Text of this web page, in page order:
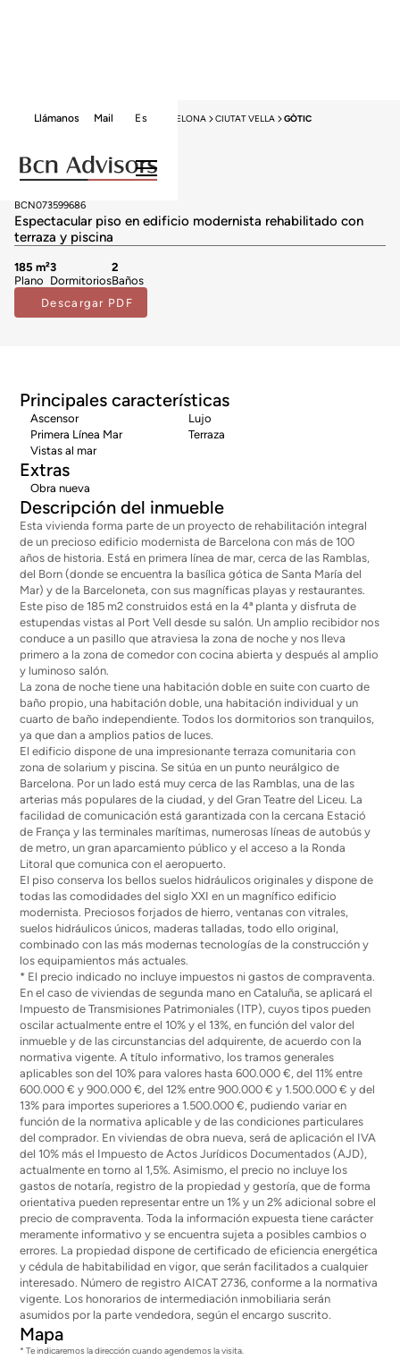
Mail
Llámanos Es
HOME VENTA OBRA NUEVA BARCELONA CIUTAT VELLA GÒTIC
Obra Nueva
Descargar PDF
Obra nueva en venta en Gòtic
BCN073599686
Espectacular piso en edificio modernista rehabilitado con
terraza y piscina
185 m²
Plano
3
Dormitorios
2
Baños
Principales características
Ascensor
Lujo
Primera Línea Mar
Terraza
Vistas al mar
Extras
Obra nueva
Descripción del inmueble
Esta vivienda forma parte de un proyecto de rehabilitación integral
de un precioso edificio modernista de Barcelona con más de 100
años de historia. Está en primera línea de mar, cerca de las Ramblas,
del Born (donde se encuentra la basílica gótica de Santa María del
Mar) y de la Barceloneta, con sus magníficas playas y restaurantes.
Este piso de 185 m2 construidos está en la 4ª planta y disfruta de
estupendas vistas al Port Vell desde su salón. Un amplio recibidor nos
conduce a un pasillo que atraviesa la zona de noche y nos lleva
primero a la zona de comedor con cocina abierta y después al amplio
y luminoso salón.
La zona de noche tiene una habitación doble en suite con cuarto de
baño propio, una habitación doble, una habitación individual y un
cuarto de baño independiente. Todos los dormitorios son tranquilos,
ya que dan a amplios patios de luces.
El edificio dispone de una impresionante terraza comunitaria con
zona de solarium y piscina. Se sitúa en un punto neurálgico de
Barcelona. Por un lado está muy cerca de las Ramblas, una de las
arterias más populares de la ciudad, y del Gran Teatre del Liceu. La
facilidad de comunicación está garantizada con la cercana Estació
de França y las terminales marítimas, numerosas líneas de autobús y
de metro, un gran aparcamiento público y el acceso a la Ronda
Litoral que comunica con el aeropuerto.
El piso conserva los bellos suelos hidráulicos originales y dispone de
todas las comodidades del siglo XXI en un magnífico edificio
modernista. Preciosos forjados de hierro, ventanas con vitrales,
suelos hidráulicos únicos, maderas talladas, todo ello original,
combinado con las más modernas tecnologías de la construcción y
los equipamientos más actuales.
* El precio indicado no incluye impuestos ni gastos de compraventa.
En el caso de viviendas de segunda mano en Cataluña, se aplicará el
Impuesto de Transmisiones Patrimoniales (ITP), cuyos tipos pueden
oscilar actualmente entre el 10% y el 13%, en función del valor del
inmueble y de las circunstancias del adquirente, de acuerdo con la
normativa vigente. A título informativo, los tramos generales
aplicables son del 10% para valores hasta 600.000 €, del 11% entre
600.000 € y 900.000 €, del 12% entre 900.000 € y 1.500.000 € y del
13% para importes superiores a 1.500.000 €, pudiendo variar en
función de la normativa aplicable y de las condiciones particulares
del comprador. En viviendas de obra nueva, será de aplicación el IVA
del 10% más el Impuesto de Actos Jurídicos Documentados (AJD),
actualmente en torno al 1,5%. Asimismo, el precio no incluye los
gastos de notaría, registro de la propiedad y gestoría, que de forma
orientativa pueden representar entre un 1% y un 2% adicional sobre el
precio de compraventa. Toda la información expuesta tiene carácter
meramente informativo y se encuentra sujeta a posibles cambios o
errores. La propiedad dispone de certificado de eficiencia energética
y cédula de habitabilidad en vigor, que serán facilitados a cualquier
interesado. Número de registro AICAT 2736, conforme a la normativa
vigente. Los honorarios de intermediación inmobiliaria serán
asumidos por la parte vendedora, según el encargo suscrito.
Mapa
* Te indicaremos la dirección cuando agendemos la visita.